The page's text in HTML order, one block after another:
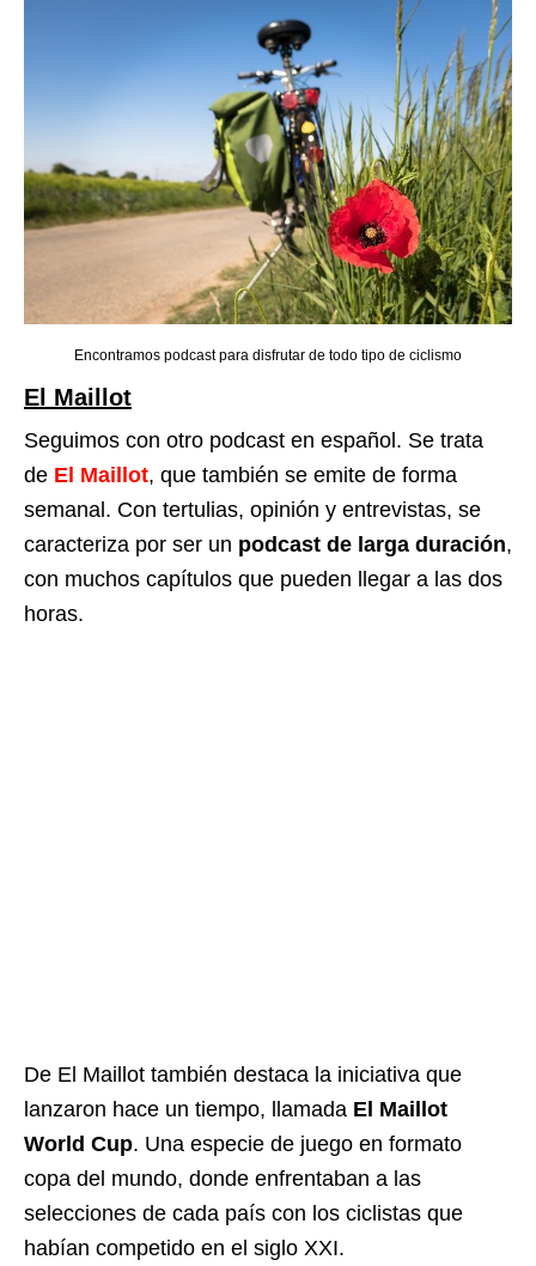
Encontramos podcast para disfrutar de todo tipo de ciclismo
El Maillot
Seguimos con otro podcast en español. Se trata
de El Maillot, que también se emite de forma
semanal. Con tertulias, opinión y entrevistas, se
caracteriza por ser un podcast de larga duración,
con muchos capítulos que pueden llegar a las dos
horas.
De El Maillot también destaca la iniciativa que
lanzaron hace un tiempo, llamada El Maillot
World Cup. Una especie de juego en formato
copa del mundo, donde enfrentaban a las
selecciones de cada país con los ciclistas que
habían competido en el siglo XXI.